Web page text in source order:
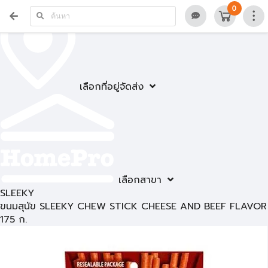
เลือกที่อยู่จัดส่ง
เลือกสาขา
0
SLEEKY
ขนมสุนัข SLEEKY CHEW STICK CHEESE AND BEEF FLAVOR
175 ก.